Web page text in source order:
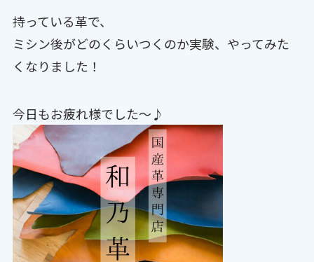
持っている革で、
ミシン後がどのくらいつくのか実験、やってみた
くなりました！
今日もお疲れ様でした〜♪